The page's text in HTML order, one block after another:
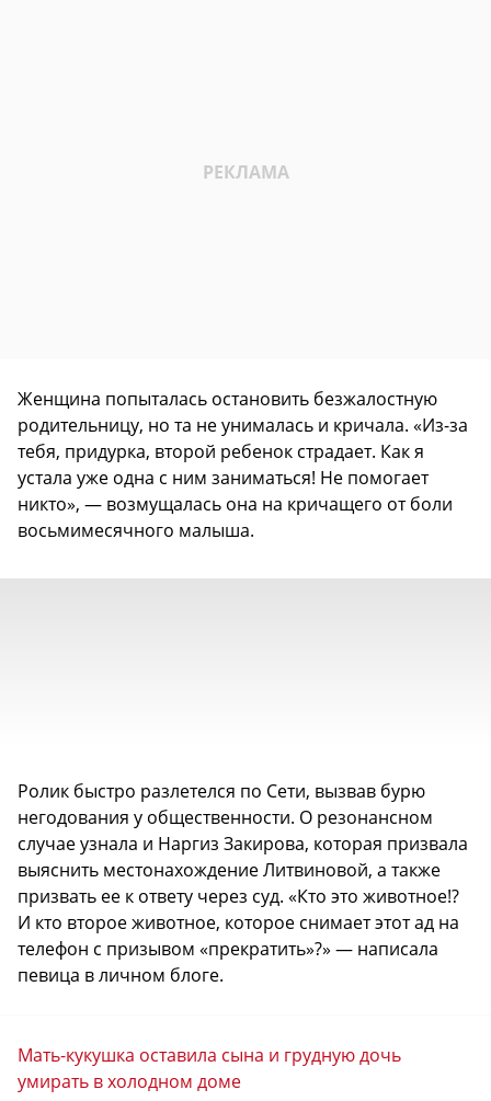
Женщина попыталась остановить безжалостную
родительницу, но та не унималась и кричала. «Из-за
тебя, придурка, второй ребенок страдает. Как я
устала уже одна с ним заниматься! Не помогает
никто», — возмущалась она на кричащего от боли
восьмимесячного малыша.
Ролик быстро разлетелся по Сети, вызвав бурю
негодования у общественности. О резонансном
случае узнала и Наргиз Закирова, которая призвала
выяснить местонахождение Литвиновой, а также
призвать ее к ответу через суд. «Кто это животное!?
И кто второе животное, которое снимает этот ад на
телефон с призывом «прекратить»?» — написала
певица в личном блоге.
Мать-кукушка оставила сына и грудную дочь
умирать в холодном доме